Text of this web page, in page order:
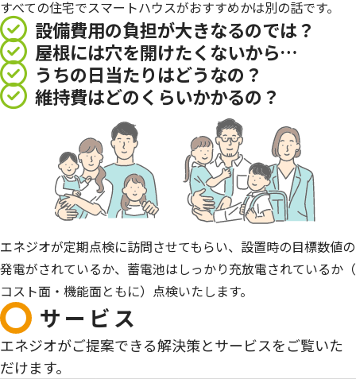
すべての住宅でスマートハウスがおすすめかは別の話です。
設備費用の負担が大きなるのでは？
屋根には穴を開けたくないから…
うちの日当たりはどうなの？
維持費はどのくらいかかるの？
エネジオが定期点検に訪問させてもらい、設置時の目標数値の
発電がされているか、蓄電池はしっかり充放電されているか（
コスト面・機能面ともに）点検いたします。
サービス
エネジオがご提案できる解決策とサービスをご覧いた
だけます。